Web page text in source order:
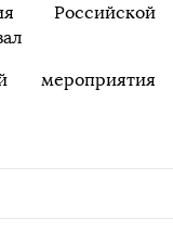
Российской
мероприятия